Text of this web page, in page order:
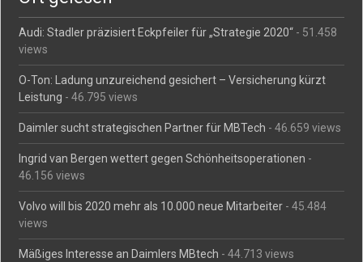
Audi: Stadler präzisiert Eckpfeiler für „Strategie 2020“ - 51.458
views
O-Ton: Ladung unzureichend gesichert – Versicherung kürzt
Leistung - 46.795 views
Daimler sucht strategischen Partner für MBTech - 46.659 views
Ingrid van Bergen wettert gegen Schönheitsoperationen -
46.156 views
Volvo will bis 2020 mehr als 10.000 neue Mitarbeiter - 45.484
views
Mäßiges Interesse an Daimlers MBtech - 44.713 views